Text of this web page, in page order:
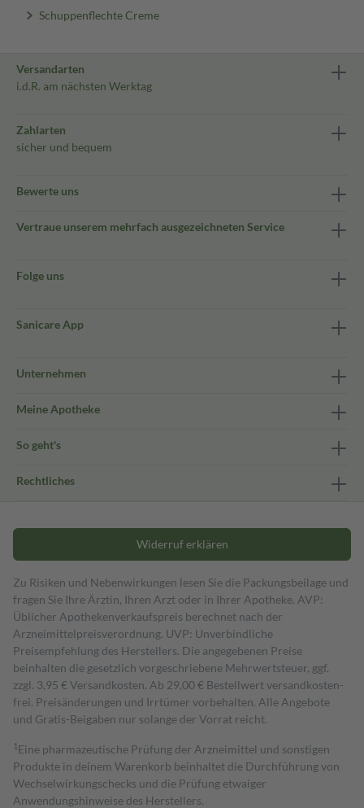
Schuppenflechte Creme
Versandarten
i.d.R. am nächsten Werktag
Zahlarten
sicher und bequem
Bewerte uns
Vertraue unserem mehrfach ausgezeichneten Service
Folge uns
Sanicare App
Unternehmen
Meine Apotheke
So geht's
Rechtliches
Widerruf erklären
Zu Risiken und Nebenwirkungen lesen Sie die Packungsbeilage und
fragen Sie Ihre Ärztin, Ihren Arzt oder in Ihrer Apotheke. AVP:
Üblicher Apothekenverkaufspreis berechnet nach der
Arzneimittelpreisverordnung. UVP: Unverbindliche
Preisempfehlung des Herstellers. Die angegebenen Preise
beinhalten die gesetzlich vorgeschriebene Mehrwertsteuer, ggf.
zzgl. 3,95 € Versandkosten. Ab 29,00 € Bestell­wert versand­kosten­
frei. Preisänderungen und Irrtümer vorbehalten. Alle Angebote
und Gratis-Beigaben nur solange der Vorrat reicht.
1 Eine pharmazeutische Prüfung der Arzneimittel und sonstigen
Produkte in deinem Warenkorb beinhaltet die Durchführung von
Wechselwirkungschecks und die Prüfung etwaiger
Anwendungshinweise des Herstellers.